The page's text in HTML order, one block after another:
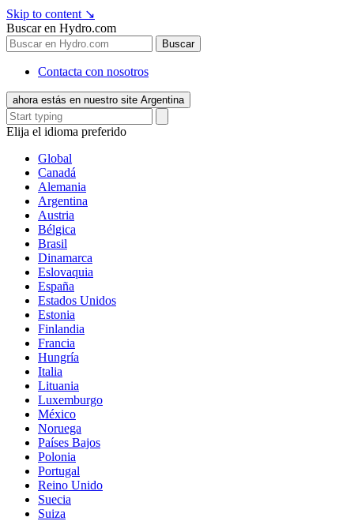
Skip to content ↘
Buscar en Hydro.com
Buscar
Contacta con nosotros
ahora estás en nuestro site Argentina
Elija el idioma preferido
Global
Canadá
Alemania
Argentina
Austria
Bélgica
Brasil
Dinamarca
Eslovaquia
España
Estados Unidos
Estonia
Finlandia
Francia
Hungría
Italia
Lituania
Luxemburgo
México
Noruega
Países Bajos
Polonia
Portugal
Reino Unido
Suecia
Suiza